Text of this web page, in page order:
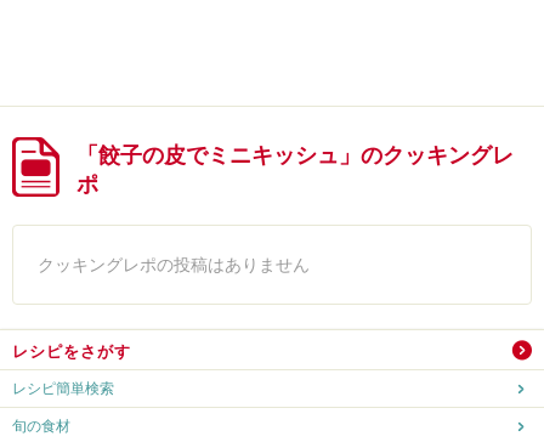
「餃子の皮でミニキッシュ」のクッキングレ
ポ
クッキングレポの投稿はありません
レシピをさがす
レシピ簡単検索
旬の食材